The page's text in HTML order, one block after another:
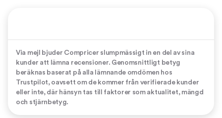
Via mejl bjuder Compricer slumpmässigt in en del av sina
kunder att lämna recensioner. Genomsnittligt betyg
beräknas baserat på alla lämnande omdömen hos
Trustpilot, oavsett om de kommer från verifierade kunder
eller inte, där hänsyn tas till faktorer som aktualitet, mängd
och stjärnbetyg.